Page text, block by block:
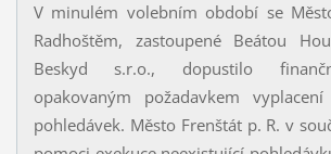
V minulém volebním období se
Radhoštěm, zastoupené Beátou
Beskyd s.r.o., dopustilo
opakovaným požadavkem
pohledávek. Město Frenštát p. R. v